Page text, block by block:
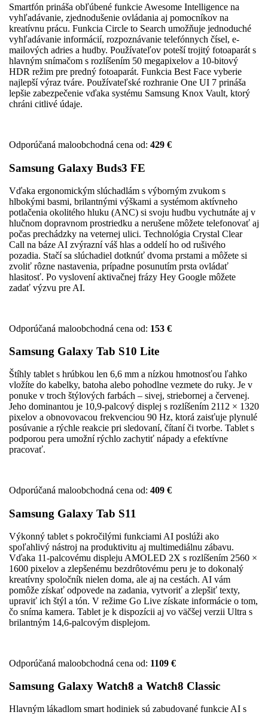
Smartfón prináša obľúbené funkcie Awesome Intelligence na
vyhľadávanie, zjednodušenie ovládania aj pomocníkov na
kreatívnu prácu. Funkcia Circle to Search umožňuje jednoduché
vyhľadávanie informácií, rozpoznávanie telefónnych čísel, e-
mailových adries a hudby. Používateľov poteší trojitý fotoaparát s
hlavným snímačom s rozlíšením 50 megapixelov a 10-bitový
HDR režim pre predný fotoaparát. Funkcia Best Face vyberie
najlepší výraz tváre. Používateľské rozhranie One UI 7 prináša
lepšie zabezpečenie vďaka systému Samsung Knox Vault, ktorý
chráni citlivé údaje.
Odporúčaná maloobchodná cena od: 429 €
Samsung Galaxy Buds3 FE
Vďaka ergonomickým slúchadlám s výborným zvukom s
hlbokými basmi, brilantnými výškami a systémom aktívneho
potlačenia okolitého hluku (ANC) si svoju hudbu vychutnáte aj v
hlučnom dopravnom prostriedku a nerušene môžete telefonovať aj
počas prechádzky na veternej ulici. Technológia Crystal Clear
Call na báze AI zvýrazní váš hlas a oddelí ho od rušivého
pozadia. Stačí sa slúchadiel dotknúť dvoma prstami a môžete si
zvoliť rôzne nastavenia, prípadne posunutím prsta ovládať
hlasitosť. Po vyslovení aktivačnej frázy Hey Google môžete
zadať výzvu pre AI.
Odporúčaná maloobchodná cena od: 153 €
Samsung Galaxy Tab S10 Lite
Štíhly tablet s hrúbkou len 6,6 mm a nízkou hmotnosťou ľahko
vložíte do kabelky, batoha alebo pohodlne vezmete do ruky. Je v
ponuke v troch štýlových farbách – sivej, striebornej a červenej.
Jeho dominantou je 10,9-palcový displej s rozlíšením 2112 × 1320
pixelov a obnovovacou frekvenciou 90 Hz, ktorá zaisťuje plynulé
posúvanie a rýchle reakcie pri sledovaní, čítaní či tvorbe. Tablet s
podporou pera umožní rýchlo zachytiť nápady a efektívne
pracovať.
Odporúčaná maloobchodná cena od: 409 €
Samsung Galaxy Tab S11
Výkonný tablet s pokročilými funkciami AI poslúži ako
spoľahlivý nástroj na produktivitu aj multimediálnu zábavu.
Vďaka 11-palcovému displeju AMOLED 2X s rozlíšením 2560 ×
1600 pixelov a zlepšenému bezdrôtovému peru je to dokonalý
kreatívny spoločník nielen doma, ale aj na cestách. AI vám
pomôže získať odpovede na zadania, vytvoriť a zlepšiť texty,
upraviť ich štýl a tón. V režime Go Live získate informácie o tom,
čo sníma kamera. Tablet je k dispozícii aj vo väčšej verzii Ultra s
brilantným 14,6-palcovým displejom.
Odporúčaná maloobchodná cena od: 1109 €
Samsung Galaxy Watch8 a Watch8 Classic
Hlavným lákadlom smart hodiniek sú zabudované funkcie AI s